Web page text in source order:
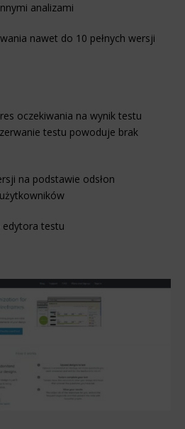
analizami
nawet do 10 pełnych wersji
oczekiwania na wynik testu
testu powoduje brak
na podstawie odsłon
edytora testu